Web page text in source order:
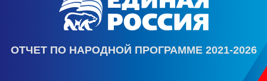
ОТЧЕТ ПО НАРОДНОЙ ПРОГРАММЕ 2021-2026